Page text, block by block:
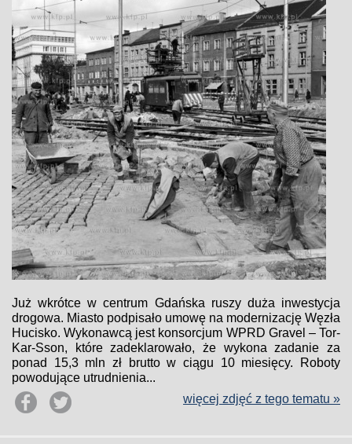
Już wkrótce w centrum Gdańska ruszy duża inwestycja
drogowa. Miasto podpisało umowę na modernizację Węzła
Hucisko. Wykonawcą jest konsorcjum WPRD Gravel – Tor-
Kar-Sson, które zadeklarowało, że wykona zadanie za
ponad 15,3 mln zł brutto w ciągu 10 miesięcy. Roboty
powodujące utrudnienia...
więcej zdjęć z tego tematu »